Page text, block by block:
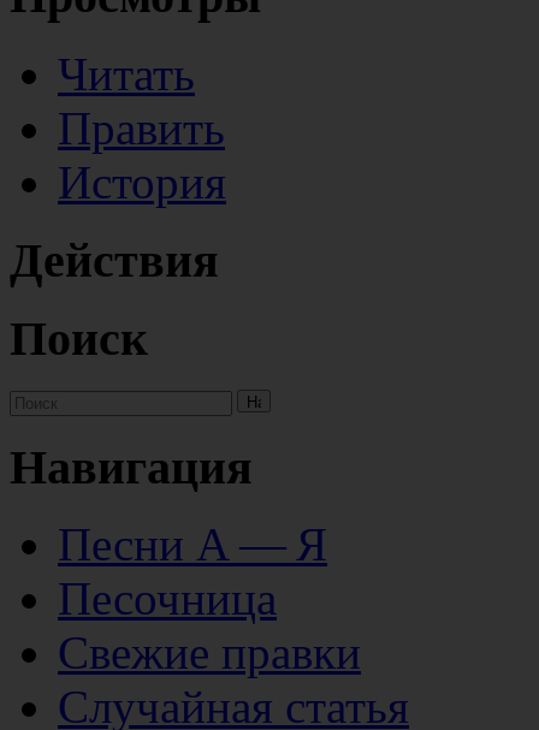
Читать
Править
История
Действия
Поиск
Навигация
Песни А — Я
Песочница
Свежие правки
Случайная статья